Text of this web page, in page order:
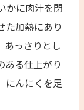
かに肉汁を閉
た加熱にあり
あっさりとし
ある仕上がり
にんにくを足